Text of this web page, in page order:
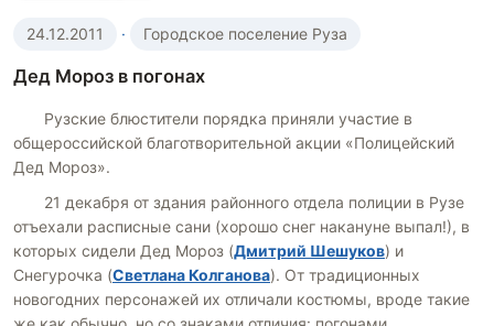
24.12.2011 · Городское поселение Руза
Дед Мороз в погонах
Рузские блюстители порядка приняли участие в
общероссийской благотворительной акции «Полицейский
Дед Мороз».
21 декабря от здания районного отдела полиции в Рузе
отъехали расписные сани (хорошо снег накануне выпал!), в
которых сидели Дед Мороз (Дмитрий Шешуков) и
Снегурочка (Светлана Колганова). От традиционных
новогодних персонажей их отличали костюмы, вроде такие